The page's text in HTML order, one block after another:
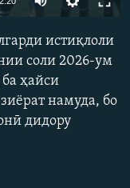
480p
истиқлоли
соли 2026-ум
ҳайси
намуда, бо
дидору